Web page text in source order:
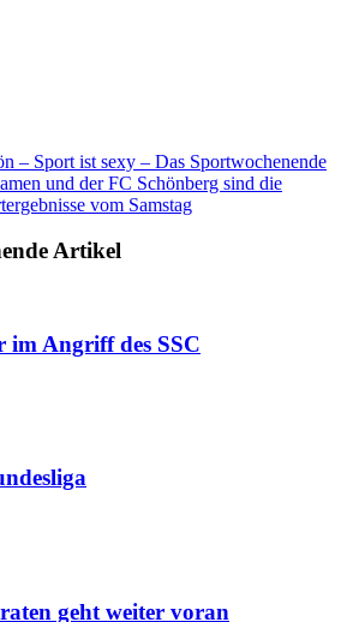
– Sport ist sexy – Das Sportwochenende
und der FC Schönberg sind die
vom Samstag
Artikel
im Angriff des SSC
geht weiter voran